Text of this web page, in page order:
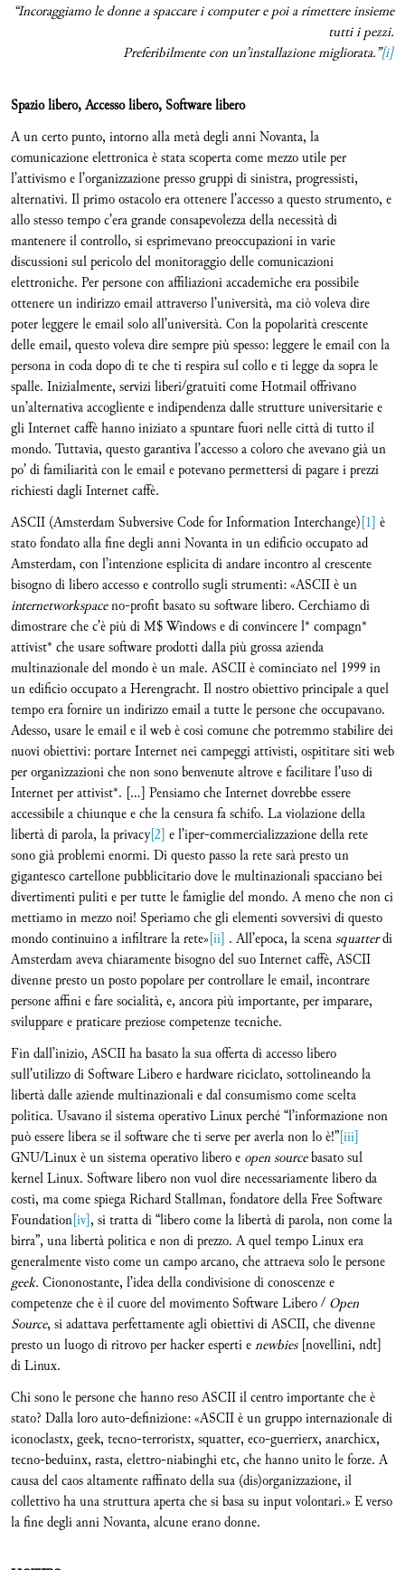
“Incoraggiamo le donne a spaccare i computer e poi a rimettere insieme
tutti i pezzi.
Preferibilmente con un’installazione migliorata.”[i]
Spazio libero, Accesso libero, Software libero
A un certo punto, intorno alla metà degli anni Novanta, la
comunicazione elettronica è stata scoperta come mezzo utile per
l’attivismo e l’organizzazione presso gruppi di sinistra, progressisti,
alternativi. Il primo ostacolo era ottenere l’accesso a questo strumento, e
allo stesso tempo c’era grande consapevolezza della necessità di
mantenere il controllo, si esprimevano preoccupazioni in varie
discussioni sul pericolo del monitoraggio delle comunicazioni
elettroniche. Per persone con affiliazioni accademiche era possibile
ottenere un indirizzo email attraverso l’università, ma ciò voleva dire
poter leggere le email solo all’università. Con la popolarità crescente
delle email, questo voleva dire sempre più spesso: leggere le email con la
persona in coda dopo di te che ti respira sul collo e ti legge da sopra le
spalle. Inizialmente, servizi liberi/gratuiti come Hotmail offrivano
un’alternativa accogliente e indipendenza dalle strutture universitarie e
gli Internet caffè hanno iniziato a spuntare fuori nelle città di tutto il
mondo. Tuttavia, questo garantiva l’accesso a coloro che avevano già un
po’ di familiarità con le email e potevano permettersi di pagare i prezzi
richiesti dagli Internet caffè.
ASCII (Amsterdam Subversive Code for Information Interchange)[1] è
stato fondato alla fine degli anni Novanta in un edificio occupato ad
Amsterdam, con l’intenzione esplicita di andare incontro al crescente
bisogno di libero accesso e controllo sugli strumenti: «ASCII è un
internetworkspaceno-profit basato su software libero. Cerchiamo di
dimostrare che c’è più di M$ Windows e di convincere l* compagn*
attivist* che usare software prodotti dalla più grossa azienda
multinazionale del mondo è un male. ASCII è cominciato nel 1999 in
un edificio occupato a Herengracht. Il nostro obiettivo principale a quel
tempo era fornire un indirizzo email a tutte le persone che occupavano.
Adesso, usare le email e il web è così comune che potremmo stabilire dei
nuovi obiettivi: portare Internet nei campeggi attivisti, ospititare siti web
per organizzazioni che non sono benvenute altrove e facilitare l’uso di
Internet per attivist*. […] Pensiamo che Internet dovrebbe essere
accessibile a chiunque e che la censura fa schifo. La violazione della
libertà di parola, la privacy[2] e l’iper-commercializzazione della rete
sono già problemi enormi. Di questo passo la rete sarà presto un
gigantesco cartellone pubblicitario dove le multinazionali spacciano bei
divertimenti puliti e per tutte le famiglie del mondo. A meno che non ci
mettiamo in mezzo noi! Speriamo che gli elementi sovversivi di questo
mondo continuino a infiltrare la rete»[ii] . All’epoca, la scenasquatterdi
Amsterdam aveva chiaramente bisogno del suo Internet caffè, ASCII
divenne presto un posto popolare per controllare le email, incontrare
persone affini e fare socialità, e, ancora più importante, per imparare,
sviluppare e praticare preziose competenze tecniche.
Fin dall’inizio, ASCII ha basato la sua offerta di accesso libero
sull’utilizzo di Software Libero e hardware riciclato, sottolineando la
libertà dalle aziende multinazionali e dal consumismo come scelta
politica. Usavano il sistema operativo Linux perché “l’informazione non
può essere libera se il software che ti serve per averla non lo è!”[iii]
GNU/Linux è un sistema operativo libero e open sourcebasato sul
kernel Linux. Software libero non vuol dire necessariamente libero da
costi, ma come spiega Richard Stallman, fondatore della Free Software
Foundation[iv], si tratta di “libero come la libertà di parola, non come la
birra”, una libertà politica e non di prezzo. A quel tempo Linux era
generalmente visto come un campo arcano, che attraeva solo le persone
geek. Ciononostante, l’idea della condivisione di conoscenze e
competenze che è il cuore del movimento Software Libero /Open
Source, si adattava perfettamente agli obiettivi di ASCII, che divenne
presto un luogo di ritrovo per hacker esperti enewbies[novellini, ndt]
di Linux.
Chi sono le persone che hanno reso ASCII il centro importante che è
stato? Dalla loro auto-definizione: «ASCII è un gruppo internazionale di
iconoclastx, geek, tecno-terroristx, squatter, eco-guerrierx, anarchicx,
tecno-beduinx, rasta, elettro-niabinghi etc, che hanno unito le forze. A
causa del caos altamente raffinato della sua (dis)organizzazione, il
collettivo ha una struttura aperta che si basa su input volontari.» E verso
la fine degli anni Novanta, alcune erano donne.